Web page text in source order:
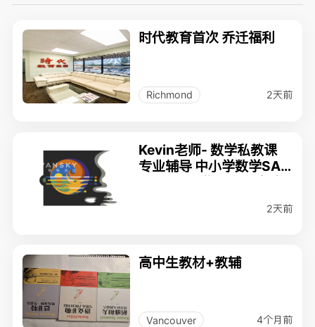
时代教育首次 乔迁福利
Richmond 2天前
Kevin老师- 数学私教课
专业辅导 中小学数学SAT,
2天前
高中生教材+教辅
Vancouver 4个月前